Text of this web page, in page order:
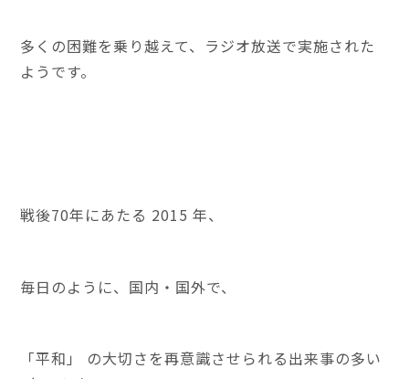
多くの困難を乗り越えて、ラジオ放送で実施された
ようです。
戦後70年にあたる 2015 年、
毎日のように、国内・国外で、
「平和」 の大切さを再意識させられる出来事の多い